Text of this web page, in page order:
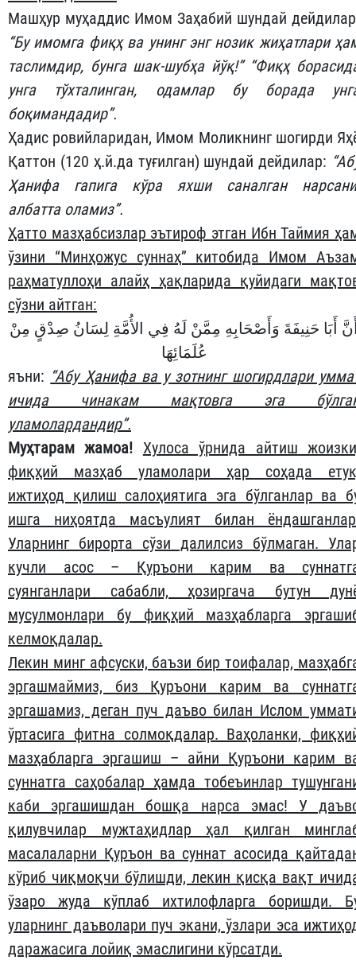
Машҳур муҳаддис Имом Заҳабий шундай
“Бу имомга фиқҳ ва унинг энг нозик жиҳатлари
таслимдир, бунга шак-шубҳа йўқ!” “Фиқҳ
унга тўхталинган, одамлар бу борада
боқимандадир”.
Ҳадис ровийларидан, Имом Моликнинг шогирди
Қаттон (120 ҳ.й.да туғилган) шундай дейдилар:
Ҳанифа гапига кўра яхши саналган
албатта оламиз”.
Ҳатто мазҳабсизлар эътироф этган Ибн Таймия
ўзини “Минҳожус суннаҳ” китобида Имом
раҳматуллоҳи алайҳ ҳақларида қуйидаги
сўзни айтган:
أَبَا حَنِيفَةَ وَأَصْحَابِهِ مِمَّنْ لَهُ فِي الأُمَّةِ لِسَانُ صِدْقٍ مِنْ
عُلَمَائِهَا
яъни: “Абу Ҳанифа ва у зотнинг шогирдлари
ичида чинакам мақтовга эга
уламолардандир”.
Муҳтарам жамоа! Хулоса ўрнида айтиш
фиқҳий мазҳаб уламолари ҳар соҳада
ижтиҳод қилиш салоҳиятига эга бўлганлар ва
ишга ниҳоятда масъулият билан
Уларнинг бирорта сўзи далилсиз бўлмаган.
кучли асос – Қуръони карим ва
суянганлари сабабли, ҳозиргача бутун
мусулмонлари бу фиқҳий мазҳабларга
келмоқдалар.
Лекин минг афсуски, баъзи бир тоифалар,
эргашмаймиз, биз Қуръони карим ва
эргашамиз, деган пуч даъво билан Ислом
ўртасига фитна солмоқдалар. Ваҳоланки,
мазҳабларга эргашиш – айни Қуръони карим
суннатга саҳобалар ҳамда тобеъинлар
каби эргашишдан бошқа нарса эмас! У
қилувчилар мужтаҳидлар ҳал қилган
масалаларни Қуръон ва суннат асосида
кўриб чиқмоқчи бўлишди, лекин қисқа вақт
ўзаро жуда кўплаб ихтилофларга боришди.
уларнинг даъволари пуч экани, ўзлари эса
даражасига лойиқ эмаслигини кўрсатди.